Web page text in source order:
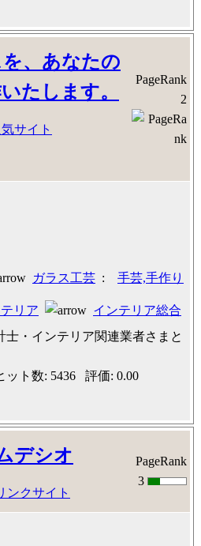
、あなたの
たします。
PageRank
2
ガラス工芸 : 手芸,手作り
リア
インテリア総合
士・インテリア関連業者さまと
ット数: 5436 評価: 0.00
デシオ
PageRank
3